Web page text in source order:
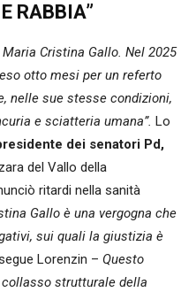
RABBIA”
Cristina Gallo. Nel 2025
otto mesi per un referto
nelle sue stesse condizioni,
e sciatteria umana”. Lo
dei senatori Pd,
del Vallo della
ritardi nella sanità
Gallo è una vergogna che
sui quali la giustizia è
Lorenzin – Questo
strutturale della